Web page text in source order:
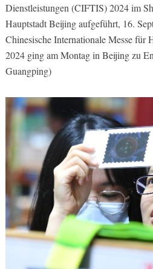
Dienstleistungen (CIFTIS) 2024 im
Hauptstadt Beijing aufgeführt, 16.
Chinesische Internationale Messe für
2024 ging am Montag in Beijing zu
Guangping)